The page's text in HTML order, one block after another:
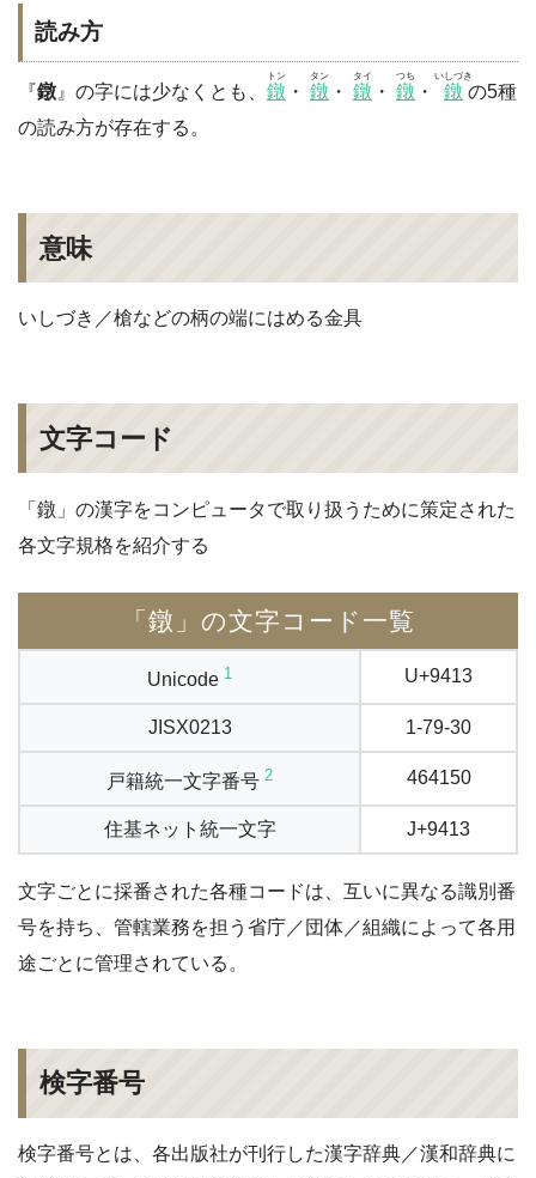
読み方
『鐓』の字には少なくとも、 鐓
トン
・ 鐓
タン
・ 鐓
タイ
・ 鐓
つち
・ 鐓
いしづき
の5種
の読み方が存在する。
意味
いしづき／槍などの柄の端にはめる金具
文字コード
「鐓」の漢字をコンピュータで取り扱うために策定された
各文字規格を紹介する
「鐓」の文字コード一覧
Unicode 1 U+9413
JISX0213 1-79-30
戸籍統一文字番号 2 464150
住基ネット統一文字 J+9413
文字ごとに採番された各種コードは、互いに異なる識別番
号を持ち、管轄業務を担う省庁／団体／組織によって各用
途ごとに管理されている。
検字番号
検字番号とは、各出版社が刊行した漢字辞典／漢和辞典に